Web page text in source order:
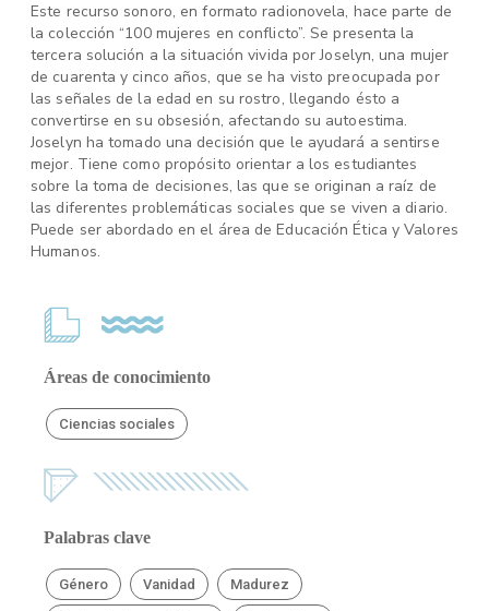
Este recurso sonoro, en formato radionovela, hace parte de
la colección “100 mujeres en conflicto”. Se presenta la
tercera solución a la situación vivida por Joselyn, una mujer
de cuarenta y cinco años, que se ha visto preocupada por
las señales de la edad en su rostro, llegando ésto a
convertirse en su obsesión, afectando su autoestima.
Joselyn ha tomado una decisión que le ayudará a sentirse
mejor. Tiene como propósito orientar a los estudiantes
sobre la toma de decisiones, las que se originan a raíz de
las diferentes problemáticas sociales que se viven a diario.
Puede ser abordado en el área de Educación Ética y Valores
Humanos.
Áreas de conocimiento
Ciencias sociales
Palabras clave
Género Vanidad Madurez